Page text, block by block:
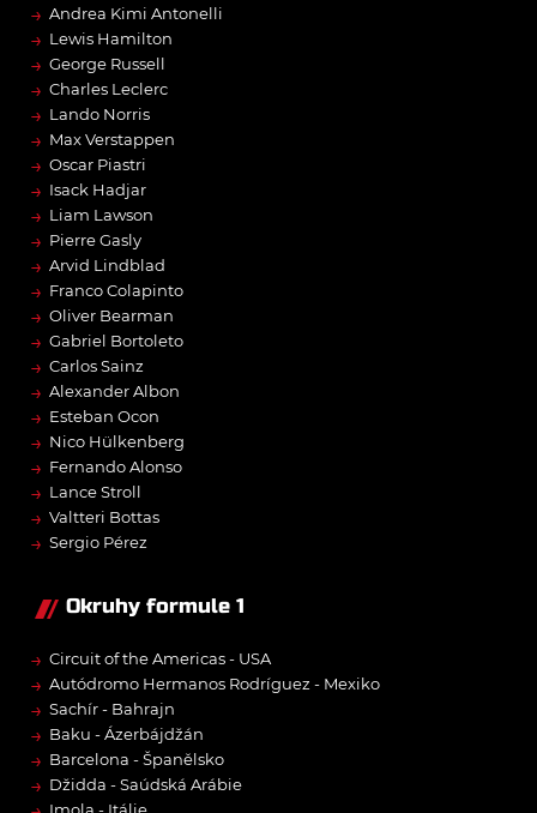
→ Andrea Kimi Antonelli
→ Lewis Hamilton
→ George Russell
→ Charles Leclerc
→ Lando Norris
→ Max Verstappen
→ Oscar Piastri
→ Isack Hadjar
→ Liam Lawson
→ Pierre Gasly
→ Arvid Lindblad
→ Franco Colapinto
→ Oliver Bearman
→ Gabriel Bortoleto
→ Carlos Sainz
→ Alexander Albon
→ Esteban Ocon
→ Nico Hülkenberg
→ Fernando Alonso
→ Lance Stroll
→ Valtteri Bottas
→ Sergio Pérez
Okruhy formule 1
→ Circuit of the Americas - USA
→ Autódromo Hermanos Rodríguez - Mexiko
→ Sachír - Bahrajn
→ Baku - Ázerbájdžán
→ Barcelona - Španělsko
→ Džidda - Saúdská Arábie